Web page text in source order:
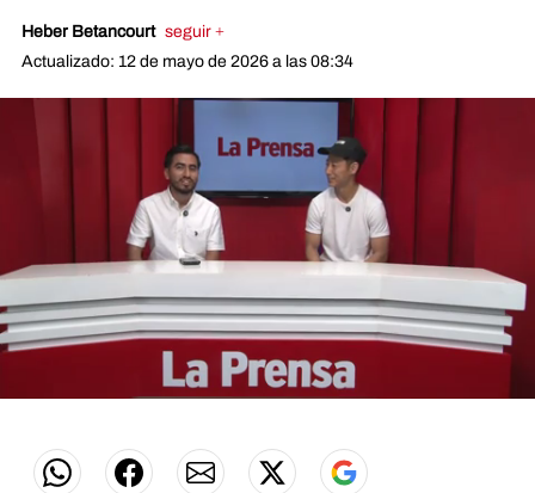
Heber Betancourt seguir +
Actualizado: 12 de mayo de 2026 a las 08:34
seconds